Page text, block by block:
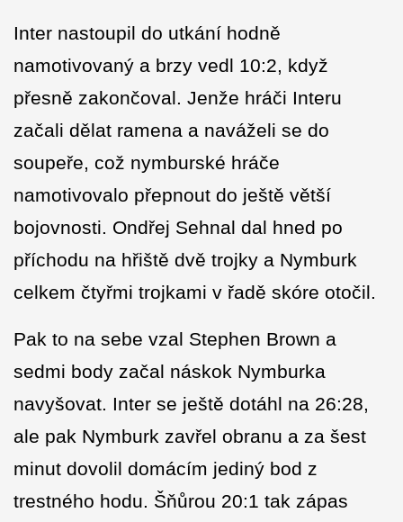
Inter nastoupil do utkání hodně
namotivovaný a brzy vedl 10:2, když
přesně zakončoval. Jenže hráči Interu
začali dělat ramena a naváželi se do
soupeře, což nymburské hráče
namotivovalo přepnout do ještě větší
bojovnosti. Ondřej Sehnal dal hned po
příchodu na hřiště dvě trojky a Nymburk
celkem čtyřmi trojkami v řadě skóre otočil.
Pak to na sebe vzal Stephen Brown a
sedmi body začal náskok Nymburka
navyšovat. Inter se ještě dotáhl na 26:28,
ale pak Nymburk zavřel obranu a za šest
minut dovolil domácím jediný bod z
trestného hodu. Šňůrou 20:1 tak zápas